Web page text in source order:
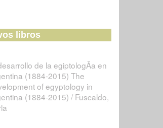
libros
de la egiptologÃ­a en
(1884-2015) The
of egyptology in
(1884-2015) / Fuscaldo,